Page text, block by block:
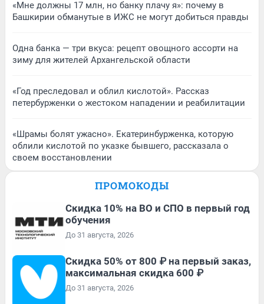
«Мне должны 17 млн, но банку плачу я»: почему в
Башкирии обманутые в ИЖС не могут добиться правды
Одна банка — три вкуса: рецепт овощного ассорти на
зиму для жителей Архангельской области
«Год преследовал и облил кислотой». Рассказ
петербурженки о жестоком нападении и реабилитации
«Шрамы болят ужасно». Екатеринбурженка, которую
облили кислотой по указке бывшего, рассказала о
своем восстановлении
ПРОМОКОДЫ
Скидка 10% на ВО и СПО в первый год
обучения
До 31 августа, 2026
Скидка 50% от 800 ₽ на первый заказ,
максимальная скидка 600 ₽
До 31 августа, 2026